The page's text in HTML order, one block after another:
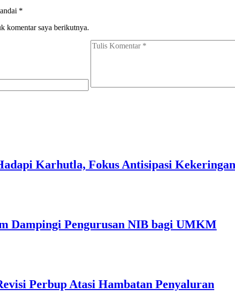
*
komentar saya berikutnya.
Karhutla, Fokus Antisipasi Kekeringan
Dampingi Pengurusan NIB bagi UMKM
Perbup Atasi Hambatan Penyaluran